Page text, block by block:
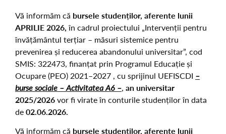
Vă informăm că bursele studenților, aferente lunii
APRILIE 2026,în cadrul proiectului „Intervenții pentru
învățământul terțiar – măsuri sistemice pentru
prevenirea și reducerea abandonului universitar”, cod
SMIS: 322473, finanțat prin Programul Educație și
Ocupare (PEO) 2021–2027 , cu sprijinul UEFISCDI –
burse sociale – Activitatea A6 –, an universitar
2025/2026vor fi virate în conturile studenților în data
de02.06.2026.
Vă informăm că bursele studenților, aferente lunii